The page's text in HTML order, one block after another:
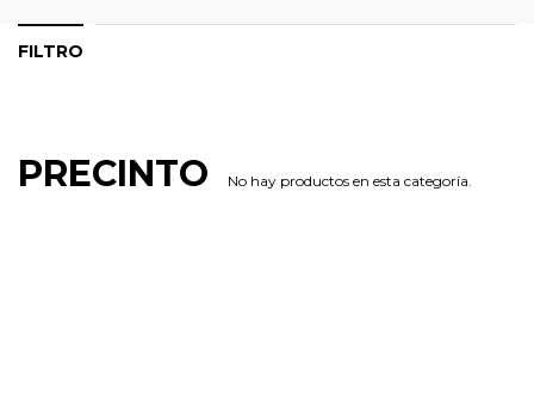
FILTRO
PRECINTO No hay productos en esta categoría.